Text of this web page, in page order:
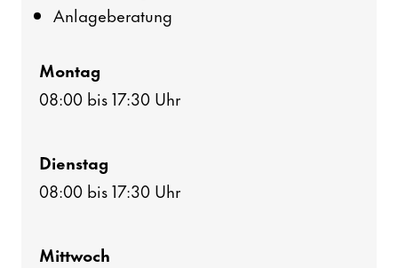
Anla­ge­be­ra­tung
Montag
08:00 bis 17:30 Uhr
Dienstag
08:00 bis 17:30 Uhr
Mitt­woch